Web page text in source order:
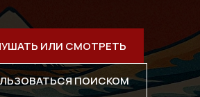
ИЛИ СМОТРЕТЬ
ПОИСКОМ